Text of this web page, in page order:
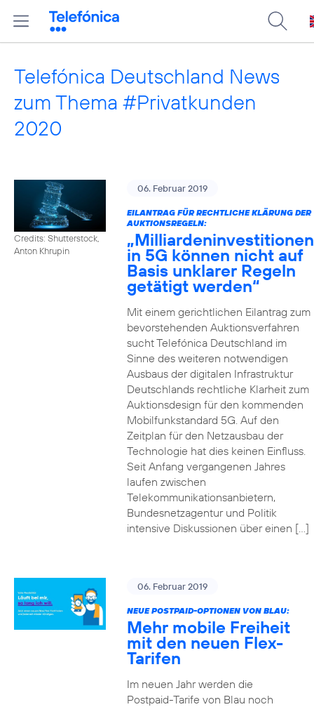
Telefónica Deutschland News
zum Thema #Privatkunden
2020
Credits: Shutterstock,
Anton Khrupin
06. Februar 2019
EILANTRAG FÜR RECHTLICHE KLÄRUNG DER
AUKTIONSREGELN:
„Milliardeninvestitionen
in 5G können nicht auf
Basis unklarer Regeln
getätigt werden“
Mit einem gerichtlichen Eilantrag zum
bevorstehenden Auktionsverfahren
sucht Telefónica Deutschland im
Sinne des weiteren notwendigen
Ausbaus der digitalen Infrastruktur
Deutschlands rechtliche Klarheit zum
Auktionsdesign für den kommenden
Mobilfunkstandard 5G. Auf den
Zeitplan für den Netzausbau der
Technologie hat dies keinen Einfluss.
Seit Anfang vergangenen Jahres
laufen zwischen
Telekommunikationsanbietern,
Bundesnetzagentur und Politik
intensive Diskussionen über einen […]
06. Februar 2019
NEUE POSTPAID-OPTIONEN VON BLAU:
Mehr mobile Freiheit
mit den neuen Flex-
Tarifen
Im neuen Jahr werden die
Postpaid-Tarife von Blau noch